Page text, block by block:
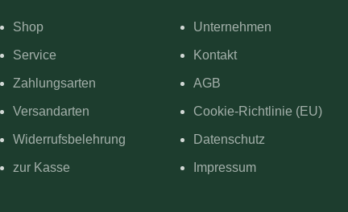
Shop
Service
Zahlungsarten
Versandarten
Widerrufsbelehrung
zur Kasse
Unternehmen
Kontakt
AGB
Cookie-Richtlinie (EU)
Datenschutz
Impressum